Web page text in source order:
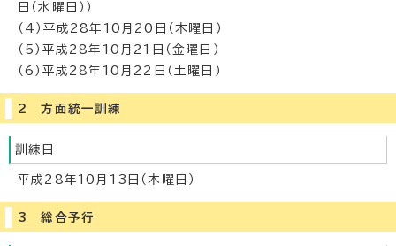
日（水曜日））
（4）平成28年10月20日（木曜日）
（5）平成28年10月21日（金曜日）
（6）平成28年10月22日（土曜日）
2 方面統一訓練
訓練日
平成28年10月13日（木曜日）
3 総合予行